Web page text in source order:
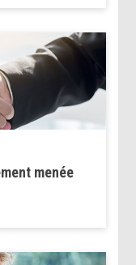
menée